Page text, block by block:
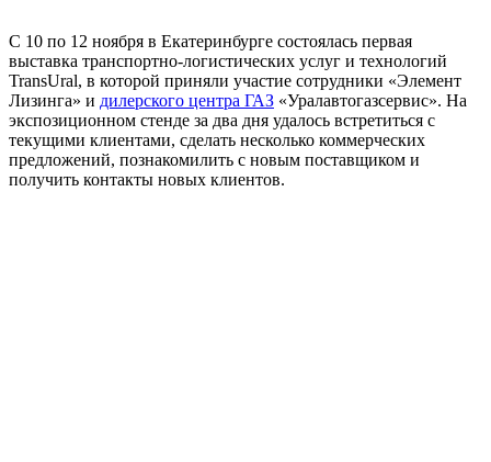
С 10 по 12 ноября в Екатеринбурге состоялась первая
выставка транспортно-логистических услуг и технологий
TransUral, в которой приняли участие сотрудники «Элемент
Лизинга» и дилерского центра ГАЗ «Уралавтогазсервис». На
экспозиционном стенде за два дня удалось встретиться с
текущими клиентами, сделать несколько коммерческих
предложений, познакомилить с новым поставщиком и
получить контакты новых клиентов.